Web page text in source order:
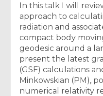
In this talk I will
approach to
radiation and
compact body
geodesic around a
present the latest
(GSF) calculations
Minkowskian (PM),
numerical relativity